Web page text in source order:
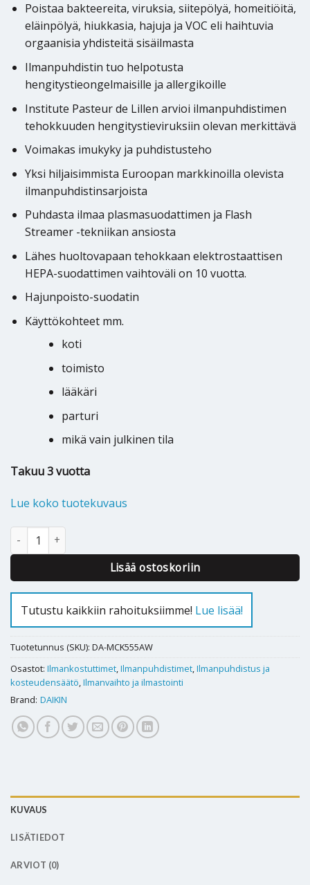
Poistaa bakteereita, viruksia, siitepölyä, homeitiöitä,
eläinpölyä, hiukkasia, hajuja ja VOC eli haihtuvia
orgaanisia yhdisteitä sisäilmasta
Ilmanpuhdistin tuo helpotusta
hengitystieongelmaisille ja allergikoille
Institute Pasteur de Lillen arvioi ilmanpuhdistimen
tehokkuuden hengitystieviruksiin olevan merkittävä
Voimakas imukyky ja puhdistusteho
Yksi hiljaisimmista Euroopan markkinoilla olevista
ilmanpuhdistinsarjoista
Puhdasta ilmaa plasmasuodattimen ja Flash
Streamer -tekniikan ansiosta
Lähes huoltovapaan tehokkaan elektrostaattisen
HEPA-suodattimen vaihtoväli on 10 vuotta.
Hajunpoisto-suodatin
Käyttökohteet mm.
koti
toimisto
lääkäri
parturi
mikä vain julkinen tila
Takuu 3 vuotta
Lue koko tuotekuvaus
Kosteuttava ilmanpuhdistin Daikin MCK555AW määrä
Lisää ostoskoriin
Tutustu kaikkiin rahoituksiimme! Lue lisää!
Tuotetunnus (SKU): DA-MCK555AW
Osastot: Ilmankostuttimet,Ilmanpuhdistimet,Ilmanpuhdistus ja
kosteudensäätö,Ilmanvaihto ja ilmastointi
Brand: DAIKIN
KUVAUS
LISÄTIEDOT
ARVIOT (0)